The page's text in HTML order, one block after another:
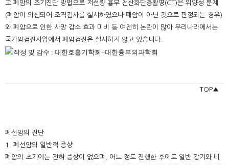
고 폐암의 조기진단 방법으로 저선량 흉부 전산화단층촬영(CT)은 위양성 문제
(폐암이 의심되어 조직검사를 실시하였으나 폐암이 아닌 것으로 판정되는 경우)
와 폐암으로 인한 사망 감소 효과 미비 등 여전히 논란이 많아 우리나라에서는
국가암검진사업에서 폐암검진은 실시하지 않고 있습니다.
TOP▲
폐선암의 진단
1. 폐선암의 일반적 증상
폐암의 초기에는 전혀 증상이 없으며, 어느 정도 진행한 후에도 일반 감기와 비